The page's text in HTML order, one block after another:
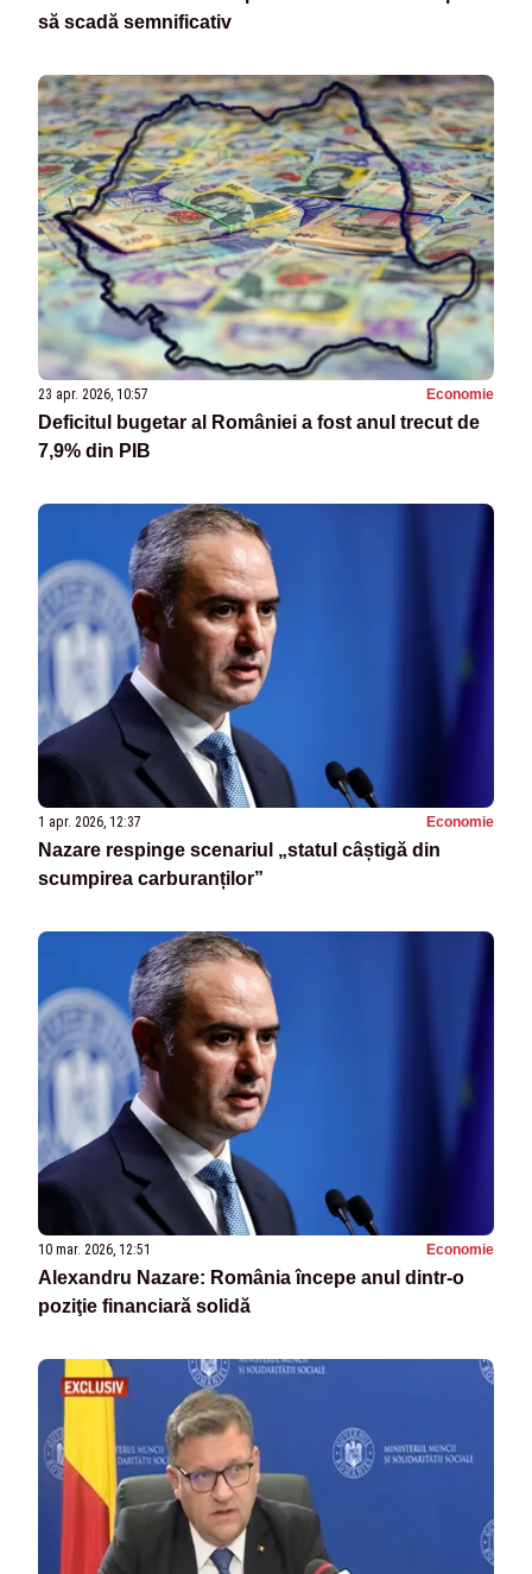
să scadă semnificativ
23 apr. 2026, 10:57 Economie
Deficitul bugetar al României a fost anul trecut de
7,9% din PIB
1 apr. 2026, 12:37 Economie
Nazare respinge scenariul „statul câștigă din
scumpirea carburanților”
10 mar. 2026, 12:51 Economie
Alexandru Nazare: România începe anul dintr-o
poziţie financiară solidă